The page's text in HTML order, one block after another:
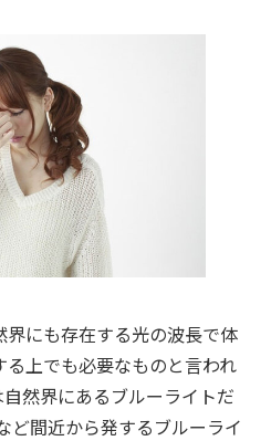
にも存在する光の波長で体
上でも必要なものと言われ
然界にあるブルーライトだ
ど間近から発するブルーライ